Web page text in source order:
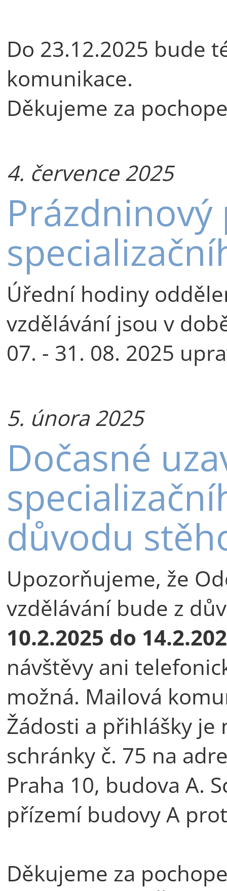
Do 23.12.2025 bude
komunikace.
Děkujeme za
4. července 2025
Úřední hodiny
vzdělávání jsou v
07. - 31. 08. 2025
5. února 2025
Dočasné
důvodu
Upozorňujeme, že
vzdělávání bude z
10.2.2025 do
návštěvy ani
možná. Mailová
Žádosti a přihlášky je
schránky č. 75 na
Praha 10, budova A.
přízemí budovy A
Děkujeme za